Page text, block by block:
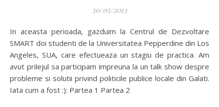
30/05/2013
In aceasta perioada, gazduim la Centrul de Dezvoltare
SMART doi studenti de la Universitatea Pepperdine din Los
Angeles, SUA, care efectueaza un stagiu de practica. Am
avut prilejul sa participam impreuna la un talk show despre
probleme si solutii privind politicile publice locale din Galati.
Iata cum a fost :): Partea 1 Partea 2